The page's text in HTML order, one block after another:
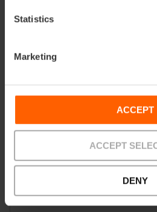
Statistics
Marketing
ACCEPT
ACCEPT
DENY
16:45 h.: Campanar
22:50 h.: Mislata
00.05 h.: Cases Regionals.